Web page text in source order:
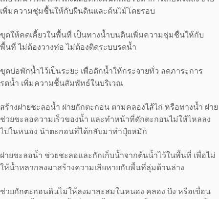
เพิ่มความชุ่มชื้นให้กับผืนดินและต้นไม้โดยรอบ
ขุดให้คดเคี้ยวในพื้นที่ เป็นทางน้ำบนดินเพิ่มความชุ่มชื่นให้กับ
พื้นที่ ไม่ต้องวางท่อ ไม่ต้องติดระบบรดน้ำ
ขุดบ่อพักน้ำไว้เป็นระยะ เพื่อดักน้ำให้กระจายทั่ว ลดภาระการ
รดน้ำ เพิ่มความชื้นสัมพัทธ์ในบริเวณ
สร้างฝายชะลอน้ำ ฝายกักตะกอน ตามคลองไส้ไก่ หรือทางน้ำ ฝาย
ช่วยชะลอความเร็วของน้ำ และทำหน้าที่ดักตะกอนไม่ให้ไหลลง
ไปในหนอง นำตะกอนที่ได้กลับมาทำปุ๋ยหมัก
ฝายชะลอน้ำ ช่วยชะลอและกักเก็บน้ำจากต้นน้ำไว้ในพื้นที่ เพื่อไม่
ให้น้ำหลากลงมาสร้างความเสียหายกับพื้นที่ลุ่มด้านล่าง
ช่วยกักตะกอนดินไม่ให้ลงมาสะสมในหนอง คลอง บึง หรือเขื่อน